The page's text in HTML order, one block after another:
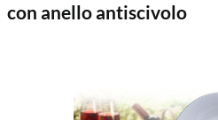
con anello antiscivolo